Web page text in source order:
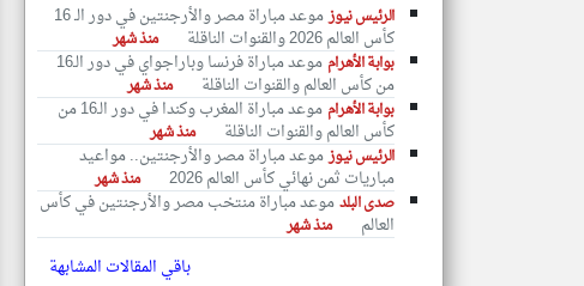
الرئيس نيوز موعد مباراة مصر والأرجنتين في دور الـ 16
كأس العالم 2026 والقنوات الناقلة
منذ شهر
بوابة الأهرام
موعد مباراة فرنسا وباراجواي في دور الـ16
من كأس العالم والقنوات الناقلة
منذ شهر
بوابة الأهرام
موعد مباراة المغرب وكندا في دور الـ16 من
كأس العالم والقنوات الناقلة
منذ شهر
الرئيس نيوزموعد مباراة مصر والأرجنتين.. مواعيد
مباريات ثمن نهائي كأس العالم 2026
منذ شهر
صدى البلد موعد مباراة منتخب مصر والأرجنتين في كأس
العالم منذ شهر
باقي المقالات المشابهة